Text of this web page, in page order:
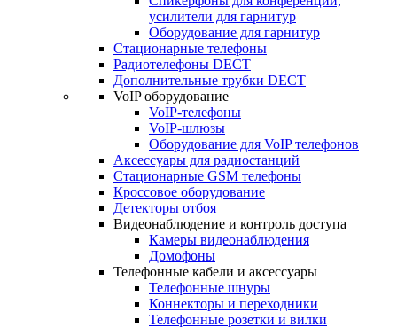
усилители для гарнитур
Оборудование для гарнитур
Стационарные телефоны
Радиотелефоны DECT
Дополнительные трубки DECT
VoIP оборудование
VoIP-телефоны
VoIP-шлюзы
Оборудование для VoIP телефонов
Аксессуары для радиостанций
Стационарные GSM телефоны
Кроссовое оборудование
Детекторы отбоя
Видеонаблюдение и контроль доступа
Камеры видеонаблюдения
Домофоны
Телефонные кабели и аксессуары
Телефонные шнуры
Коннекторы и переходники
Телефонные розетки и вилки